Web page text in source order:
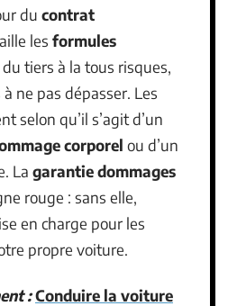
du contrat
les formules
du tiers à la tous risques,
ne pas dépasser. Les
selon qu’il s’agit d’un
corporel ou d’un
La garantie dommages
rouge : sans elle,
en charge pour les
propre voiture.
:Conduire la voiture